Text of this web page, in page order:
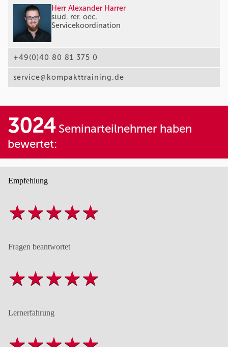
Herr Alexander Harrer
stud. rer. oec.
Servicekoordination
+49(0)40 80 81 375 0
service@kompakttraining.de
3024Seminarteilnehmer haben
bewertet:
Empfehlung
Fragen beantwortet
Lernerfahrung